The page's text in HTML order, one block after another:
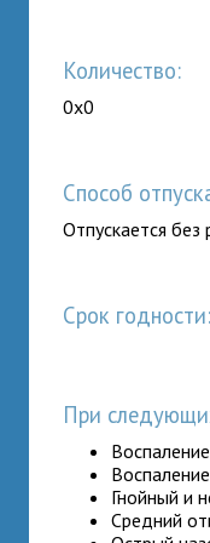
Количество:
0x0
Способ
Отпускается без
Срок годности:
При
Гнойный и
Средний